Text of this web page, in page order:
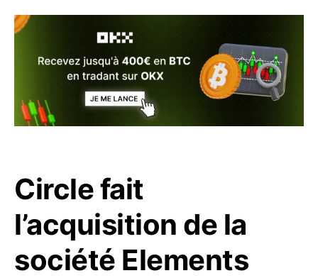
Circle fait
l’acquisition de la
société Elements